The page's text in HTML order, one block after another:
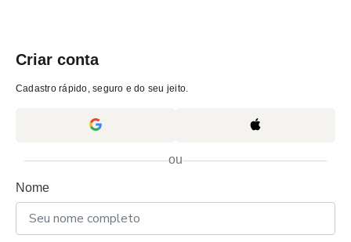
Criar conta
Cadastro rápido, seguro e do seu jeito.
ou
Nome